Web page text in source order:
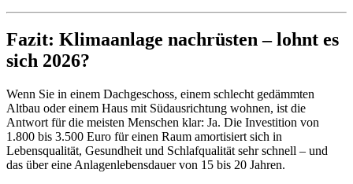
Fazit: Klimaanlage nachrüsten – lohnt es
sich 2026?
Wenn Sie in einem Dachgeschoss, einem schlecht gedämmten
Altbau oder einem Haus mit Südausrichtung wohnen, ist die
Antwort für die meisten Menschen klar: Ja. Die Investition von
1.800 bis 3.500 Euro für einen Raum amortisiert sich in
Lebensqualität, Gesundheit und Schlafqualität sehr schnell – und
das über eine Anlagenlebensdauer von 15 bis 20 Jahren.